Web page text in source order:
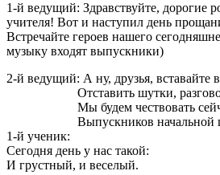
1-й ведущий: Здравствуйте, дорогие
учителя! Вот и наступил день
Встречайте героев нашего
музыку входят выпускники)
2-й ведущий: А ну, друзья, вставайте
Отставить шутки,
Мы будем чествовать
Выпускников начальной
1-й ученик:
Сегодня день у нас такой:
И грустный, и веселый.